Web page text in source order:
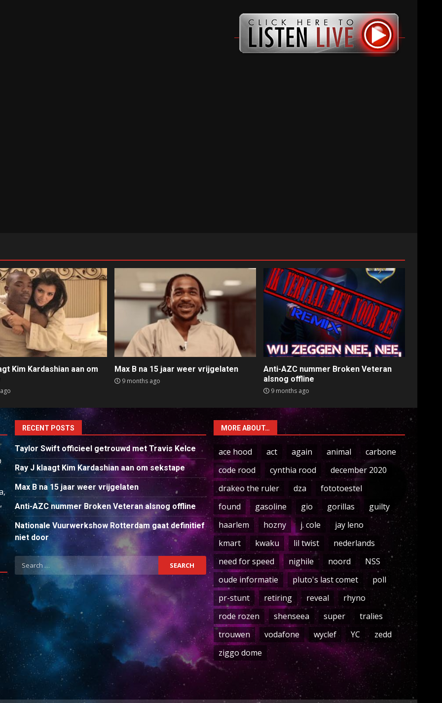
Kim Kardashian aan om
Max B na 15 jaar weer vrijgelaten
9 months ago
Anti-AZC nummer Broken Veteran
alsnog offline
9 months ago
RECENT POSTS
Taylor Swift officieel getrouwd met Travis Kelce
Ray J klaagt Kim Kardashian aan om sekstape
Max B na 15 jaar weer vrijgelaten
Anti-AZC nummer Broken Veteran alsnog offline
Nationale Vuurwerkshow Rotterdam gaat definitief
niet door
Search
for:
MORE ABOUT…
ace hood act again animal
carbone
code rood
cynthia rood
december 2020
drakeo the ruler
dza
fototoestel
found
gasoline gio gorillas
guilty
haarlem
hozny j. cole
jay leno
kmart
kwaku lil twist
nederlands
need for speed
nighile noord
NSS
oude informatie
pluto's last comet
poll
pr-stunt
retiring reveal
rhyno
rode rozen
shenseea super
tralies
trouwen
vodafone wyclef YC
zedd
ziggo dome